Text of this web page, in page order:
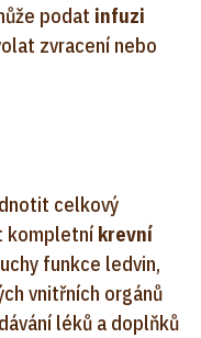
podat infuzi
zvracení nebo
celkový
kompletní krevní
funkce ledvin,
vnitřních orgánů
léků a doplňků